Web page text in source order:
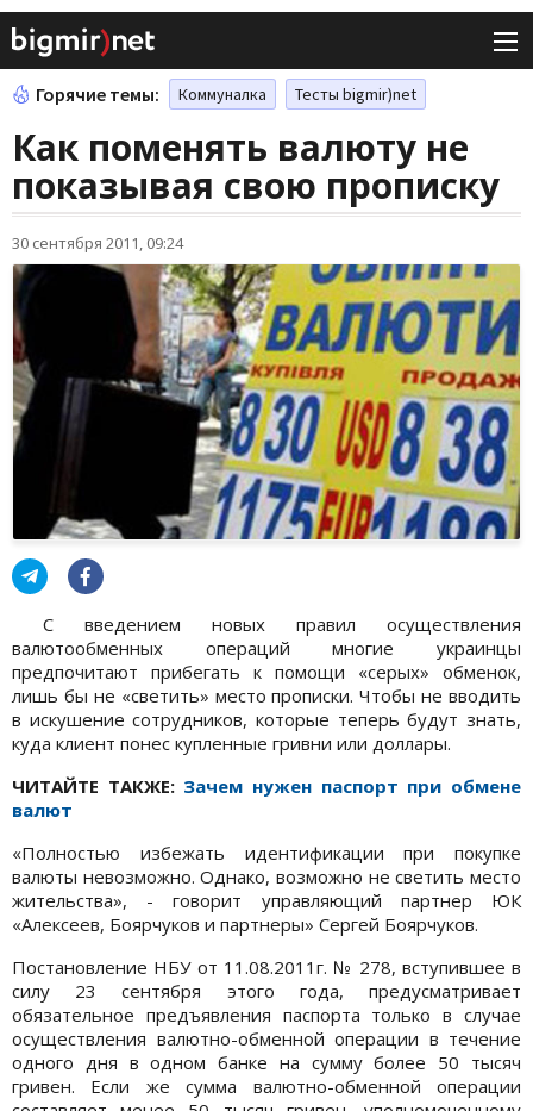
Горячие темы: Коммуналка Тесты bigmir)net
Как поменять валюту не
показывая свою прописку
30 сентября 2011, 09:24
С введением новых правил осуществления
валютообменных операций многие украинцы
предпочитают прибегать к помощи «серых» обменок,
лишь бы не «светить» место прописки. Чтобы не вводить
в искушение сотрудников, которые теперь будут знать,
куда клиент понес купленные гривни или доллары.
ЧИТАЙТЕ ТАКЖЕ: Зачем нужен паспорт при обмене
валют
«Полностью избежать идентификации при покупке
валюты невозможно. Однако, возможно не светить место
жительства», - говорит управляющий партнер ЮК
«Алексеев, Боярчуков и партнеры» Сергей Боярчуков.
Постановление НБУ от 11.08.2011г. № 278, вступившее в
силу 23 сентября этого года, предусматривает
обязательное предъявления паспорта только в случае
осуществления валютно-обменной операции в течение
одного дня в одном банке на сумму более 50 тысяч
гривен. Если же сумма валютно-обменной операции